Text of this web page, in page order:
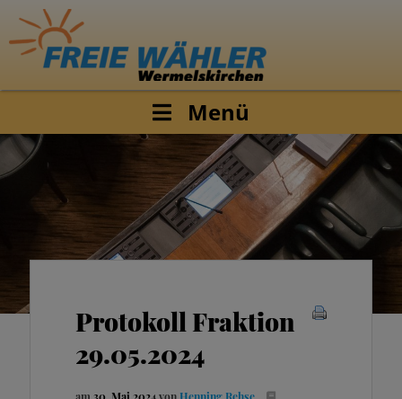
Menü
Protokoll Fraktion
29.05.2024